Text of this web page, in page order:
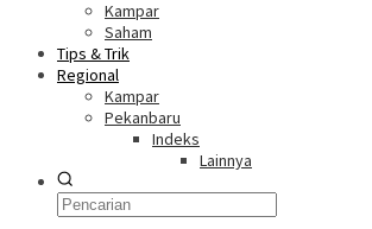
Kampar
Saham
Tips & Trik
Regional
Kampar
Pekanbaru
Indeks
Lainnya